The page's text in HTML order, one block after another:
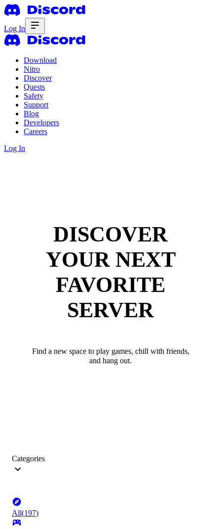
Log In
Download
Nitro
Discover
Quests
Safety
Support
Blog
Developers
Careers
Log In
DISCOVER
YOUR NEXT
FAVORITE
SERVER
Find a new space to play games, chill with friends,
and hang out.
Categories
All(197)